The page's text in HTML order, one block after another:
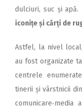
dulciuri, suc și apă.
iconițe și cărți de
Astfel, la nivel
au fost organizate
centrele
tinerii și vârstnicii